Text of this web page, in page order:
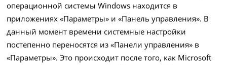
операционной системы Windows находится в
приложениях «Параметры» и «Панель управления». В
данный момент времени системные настройки
постепенно переносятся из «Панели управления» в
«Параметры». Это происходит после того, как Microsoft